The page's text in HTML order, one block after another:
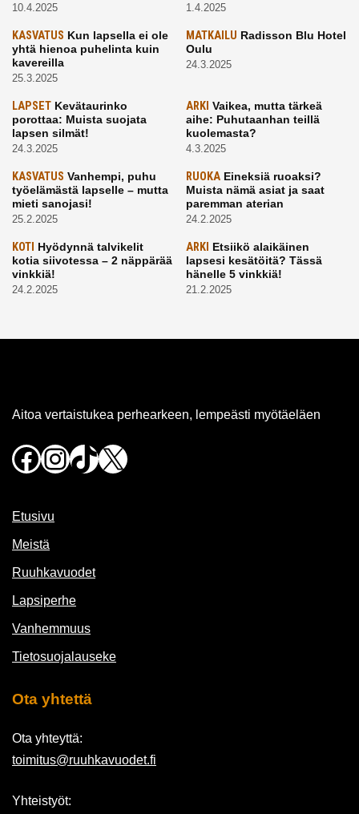
10.4.2025 1.4.2025
KASVATUS Kun lapsella ei ole
yhtä hienoa puhelinta kuin
kavereilla
25.3.2025
MATKAILU Radisson Blu Hotel
Oulu
24.3.2025
LAPSET Kevätaurinko
porottaa: Muista suojata
lapsen silmät!
24.3.2025
ARKI Vaikea, mutta tärkeä
aihe: Puhutaanhan teillä
kuolemasta?
4.3.2025
KASVATUS Vanhempi, puhu
työelämästä lapselle – mutta
mieti sanojasi!
25.2.2025
RUOKAEineksiä ruoaksi?
Muista nämä asiat ja saat
paremman aterian
24.2.2025
KOTI Hyödynnä talvikelit
kotia siivotessa – 2 näppärää
vinkkiä!
24.2.2025
ARKI Etsiikö alaikäinen
lapsesi kesätöitä? Tässä
hänelle 5 vinkkiä!
21.2.2025
Aitoa vertaistukea perhearkeen, lempeästi myötäeläen
Facebook
Instagram
TikTok
X
Etusivu
Meistä
Ruuhkavuodet
Lapsiperhe
Vanhemmuus
Tietosuojalauseke
Ota yhtettä
Ota yhteyttä:
toimitus@ruuhkavuodet.fi
Yhteistyöt: